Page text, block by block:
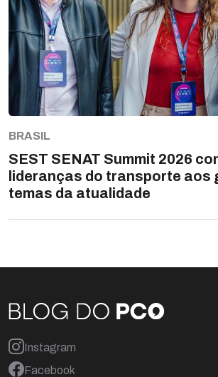
BRASIL
SEST SENAT Summit 2026
lideranças do transporte aos
temas da atualidade
Instagram
Facebook